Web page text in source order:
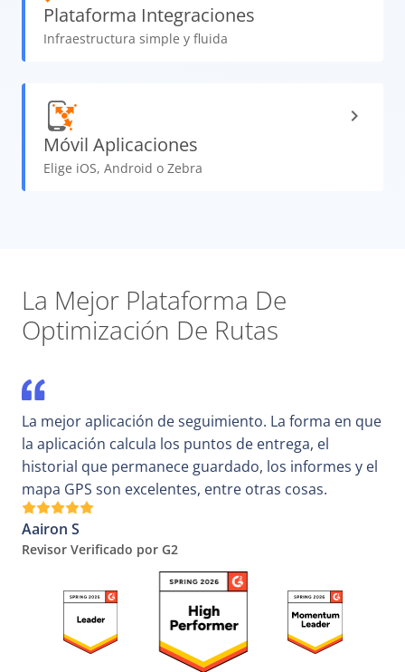
Plataforma Integraciones
Infraestructura simple y fluida
Móvil Aplicaciones
Elige iOS, Android o Zebra
La Mejor Plataforma De
Optimización De Rutas
La mejor aplicación de seguimiento. La forma en que
la aplicación calcula los puntos de entrega, el
historial que permanece guardado, los informes y el
mapa GPS son excelentes, entre otras cosas.
Aairon S
Revisor Verificado por G2